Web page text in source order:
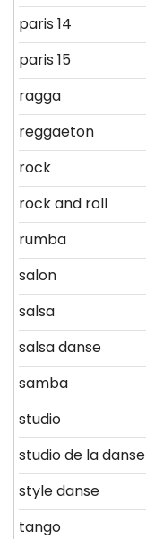
paris 14
paris 15
ragga
reggaeton
rock
rock and roll
rumba
salon
salsa
salsa danse
samba
studio
studio de la danse
style danse
tango